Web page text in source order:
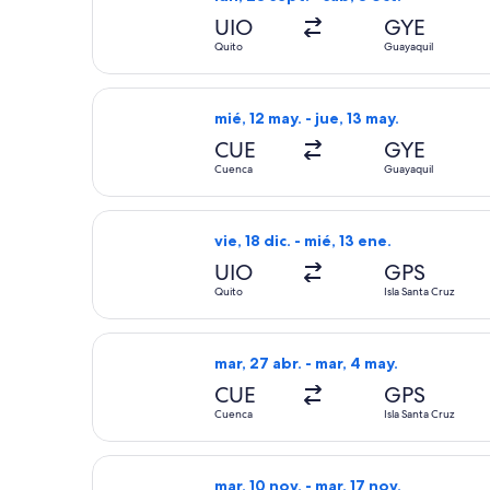
UIO
Quito
GYE
Guayaquil
mié, 12 may. - jue, 13 may.
CUE
Cuenca
GYE
Guayaquil
Seleccionar vuelo de LATAM
vie, 18 dic. - mié, 13 ene.
UIO
Quito
GPS
Isla Santa Cruz
Seleccionar vuelo de avianca, con
mar, 27 abr. - mar, 4 may.
CUE
Cuenca
GPS
Isla Santa Cruz
Seleccionar vuelo de LATAM
mar, 10 nov. - mar, 17 nov.
Seleccionar vuelo de Copa, con